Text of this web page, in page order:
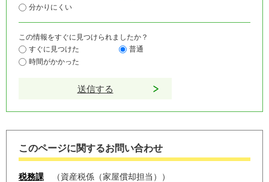
分かりにくい
この情報をすぐに見つけられましたか？
すぐに見つけた
普通
時間がかかった
このページに関するお問い合わせ
税務課
資産税係（家屋償却担当）